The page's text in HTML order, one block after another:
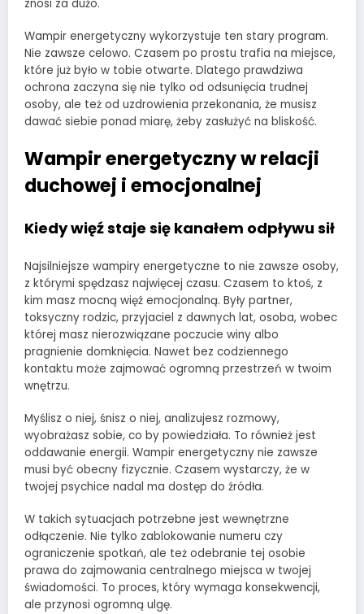
znosi za dużo.
Wampir energetyczny wykorzystuje ten stary program.
Nie zawsze celowo. Czasem po prostu trafia na miejsce,
które już było w tobie otwarte. Dlatego prawdziwa
ochrona zaczyna się nie tylko od odsunięcia trudnej
osoby, ale też od uzdrowienia przekonania, że musisz
dawać siebie ponad miarę, żeby zasłużyć na bliskość.
Wampir energetyczny w relacji
duchowej i emocjonalnej
Kiedy więź staje się kanałem odpływu sił
Najsilniejsze wampiry energetyczne to nie zawsze osoby,
z którymi spędzasz najwięcej czasu. Czasem to ktoś, z
kim masz mocną więź emocjonalną. Były partner,
toksyczny rodzic, przyjaciel z dawnych lat, osoba, wobec
której masz nierozwiązane poczucie winy albo
pragnienie domknięcia. Nawet bez codziennego
kontaktu może zajmować ogromną przestrzeń w twoim
wnętrzu.
Myślisz o niej, śnisz o niej, analizujesz rozmowy,
wyobrażasz sobie, co by powiedziała. To również jest
oddawanie energii. Wampir energetyczny nie zawsze
musi być obecny fizycznie. Czasem wystarczy, że w
twojej psychice nadal ma dostęp do źródła.
W takich sytuacjach potrzebne jest wewnętrzne
odłączenie. Nie tylko zablokowanie numeru czy
ograniczenie spotkań, ale też odebranie tej osobie
prawa do zajmowania centralnego miejsca w twojej
świadomości. To proces, który wymaga konsekwencji,
ale przynosi ogromną ulgę.